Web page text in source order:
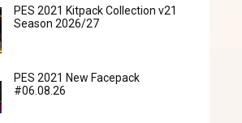
PES 2021 Kitpack Collection v21
Season 2026/27
PES 2021 New Facepack
#06.08.26